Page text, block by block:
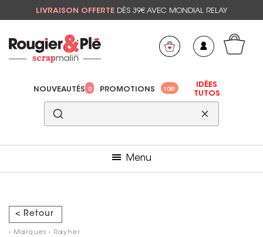
LIVRAISON OFFERTE DÈS 39€ AVEC MONDIAL RELAY
NOUVEAUTÉS 0 PROMOTIONS 1081
IDÉES
TUTOS
Menu
< Retour
› Marques › Rayher